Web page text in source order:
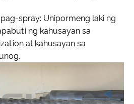
spray: Unipormeng laki ng
ng kahusayan sa
at kahusayan sa